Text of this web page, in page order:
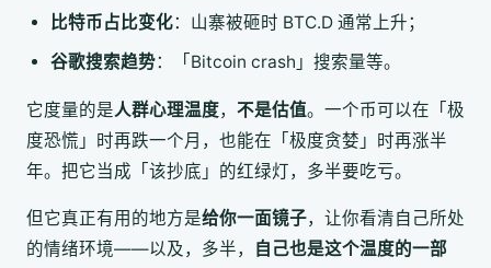
比特币占比变化：山寨被砸时 BTC.D 通常上升；
谷歌搜索趋势：「Bitcoin crash」搜索量等。
它度量的是人群心理温度， 不是估值。一个币可以在「极
度恐慌」时再跌一个月，也能在「极度贪婪」时再涨半
年。把它当成「该抄底」的红绿灯，多半要吃亏。
但它真正有用的地方是给你一面镜子，让你看清自己所处
的情绪环境——以及，多半，
自己也是这个温度的一部